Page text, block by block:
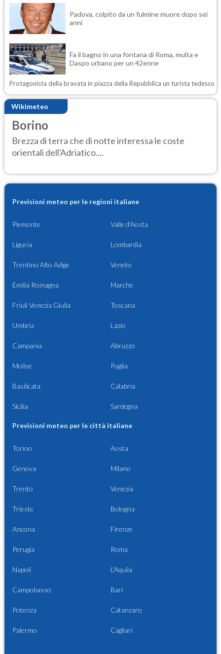
Padova, colpito da un fulmine muore dopo sei
anni
Fa il bagno in una fontana di Roma, multa e
Daspo urbano per un 42enne
Protagonista della bravata in piazza della Repubblica un turista tedesco
Wikimeteo
Borino
Brezza di terra che di notte interessa le coste
orientali dell'Adriatico....
Previsioni meteo per le regioni italiane
Piemonte Valle d'Aosta
Liguria Lombardia
Trentino Alto Adige Veneto
Emilia Romagna Marche
Friuli Venezia Giulia Toscana
Umbria Lazio
Campania Abruzzo
Molise Puglia
Basilicata Calabria
Sicilia Sardegna
Previsioni meteo per le città italiane
Torino Aosta
Genova Milano
Trento Venezia
Trieste Bologna
Ancona Firenze
Perugia Roma
Napoli L'Aquila
Campobasso Bari
Potenza Catanzaro
Palermo Cagliari